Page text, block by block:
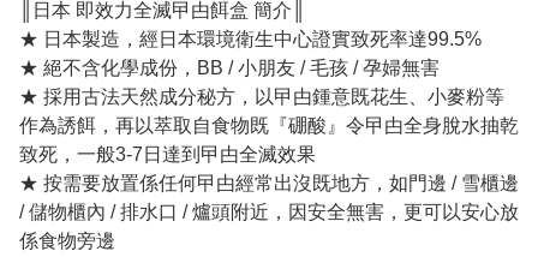
║日本 即效力全滅曱甴餌盒 簡介║
★ 日本製造，經日本環境衛生中心證實致死率達99.5%
★ 絕不含化學成份，BB / 小朋友 / 毛孩 / 孕婦無害
★ 採用古法天然成分秘方，以曱甴鍾意既花生、小麥粉等
作為誘餌，再以萃取自食物既『硼酸』令曱甴全身脫水抽乾
致死，一般3-7日達到曱甴全滅效果
★ 按需要放置係任何曱甴經常出沒既地方，如門邊 / 雪櫃邊
/ 儲物櫃內 / 排水口 / 爐頭附近，因安全無害，更可以安心放
係食物旁邊